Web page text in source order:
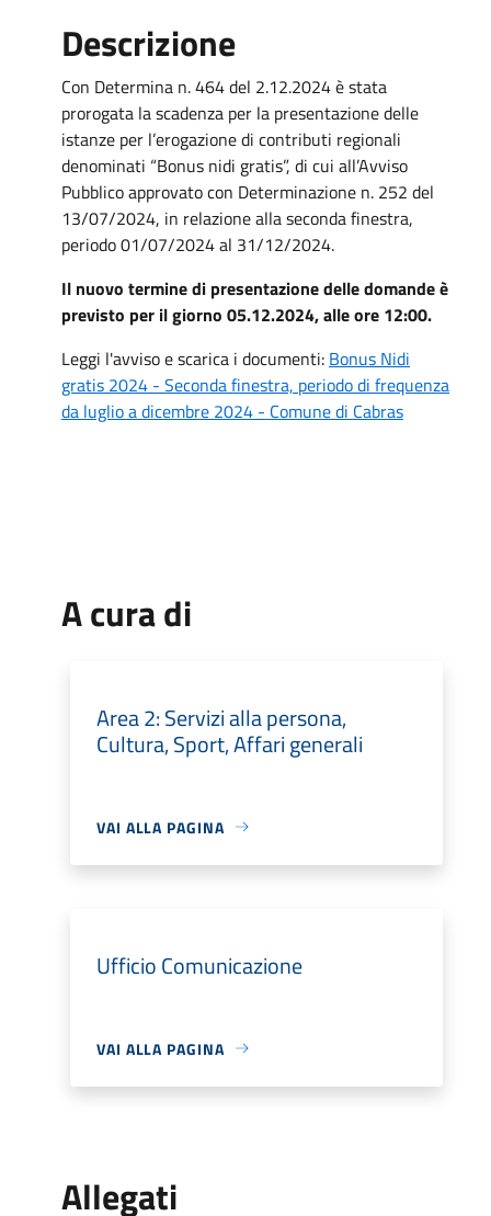
Descrizione
Con Determina n. 464 del 2.12.2024 è stata
prorogata la scadenza per la presentazione delle
istanze per l’erogazione di contributi regionali
denominati “Bonus nidi gratis”, di cui all’Avviso
Pubblico approvato con Determinazione n. 252 del
13/07/2024, in relazione alla seconda finestra,
periodo 01/07/2024 al 31/12/2024.
Il nuovo termine di presentazione delle domande è
previsto per il giorno 05.12.2024, alle ore 12:00.
Leggi l'avviso e scarica i documenti: Bonus Nidi
gratis 2024 - Seconda finestra, periodo di frequenza
da luglio a dicembre 2024 - Comune di Cabras
A cura di
Area 2: Servizi alla persona,
Cultura, Sport, Affari generali
VAI ALLA PAGINA
Ufficio Comunicazione
VAI ALLA PAGINA
Allegati